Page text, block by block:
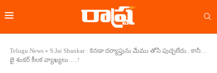
Telugu News » S.Jai Shankar : కెనడా దర్యాప్తును మేము తోసి పుచ్చలేదు.. కానీ…
జై శంకర్ కీలక వ్యాఖ్యలు…..!